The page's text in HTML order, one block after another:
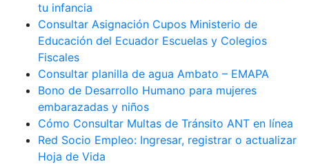
tu infancia
Consultar Asignación Cupos Ministerio de
Educación del Ecuador Escuelas y Colegios
Fiscales
Consultar planilla de agua Ambato – EMAPA
Bono de Desarrollo Humano para mujeres
embarazadas y niños
Cómo Consultar Multas de Tránsito ANT en línea
Red Socio Empleo: Ingresar, registrar o actualizar
Hoja de Vida